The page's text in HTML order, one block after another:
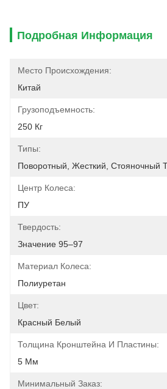
Подробная Информация
Место Происхождения:
Китай
Грузоподъемность:
250 Кг
Типы:
Поворотный, Жесткий, Стояночный
Центр Колеса:
ПУ
Твердость:
Значение 95–97
Материал Колеса:
Полиуретан
Цвет:
Красный Белый
Толщина Кронштейна И Пластины:
5 Мм
Минимальный Заказ: